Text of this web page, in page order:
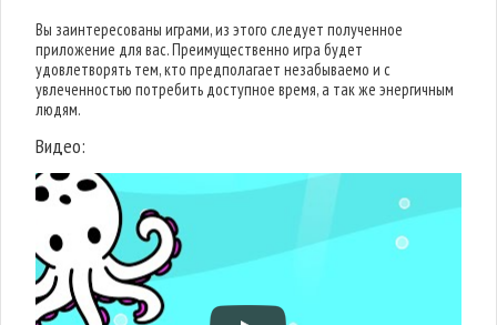
Вы заинтересованы играми, из этого следует полученное
приложение для вас. Преимущественно игра будет
удовлетворять тем, кто предполагает незабываемо и с
увлеченностью потребить доступное время, а так же энергичным
людям.
Видео: